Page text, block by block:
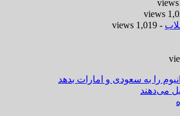
- 1,019 views
را به سعودی و امارات بدهد
می‌دهند